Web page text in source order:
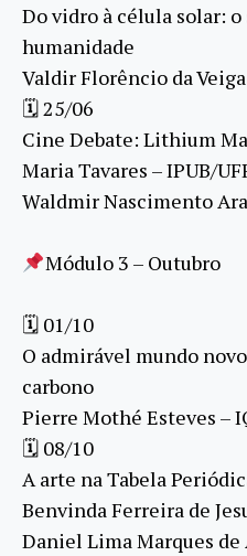
Do vidro à célula solar:
humanidade
Valdir Florêncio da Veiga
🗓 25/06
Cine Debate: Lithium
Maria Tavares – IPUB/
Waldmir Nascimento
Módulo 3 – Outubro
🗓 01/10
O admirável mundo
carbono
Pierre Mothé Esteves –
🗓 08/10
A arte na Tabela
Benvinda Ferreira de
Daniel Lima Marques de